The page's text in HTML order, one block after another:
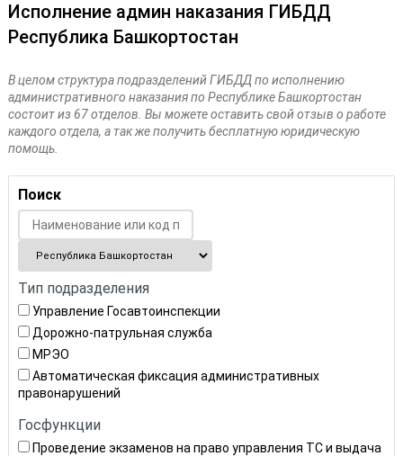
Исполнение админ наказания ГИБДД
Республика Башкортостан
В целом структура подразделений ГИБДД по исполнению
административного наказания по Республике Башкортостан
состоит из 67 отделов. Вы можете оставить свой отзыв о работе
каждого отдела, а так же получить бесплатную юридическую
помощь.
Поиск
Тип подразделения
Управление Госавтоинспекции
Дорожно-патрульная служба
МРЭО
Автоматическая фиксация административных
правонарушений
Госфункции
Проведение экзаменов на право управления ТС и выдача